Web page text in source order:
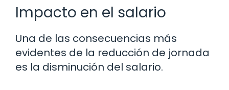
Impacto en el salario
Una de las consecuencias más
evidentes de la reducción de jornada
es la disminución del salario.